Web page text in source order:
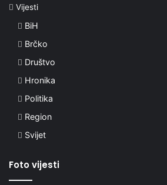
Vijesti
BiH
Brčko
Društvo
Hronika
Politika
Region
Svijet
Foto vijesti